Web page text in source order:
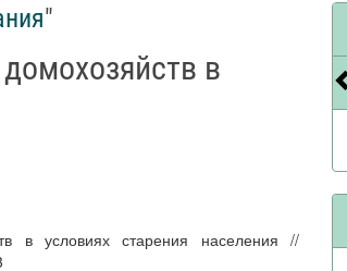
"
в
в условиях старения населения //